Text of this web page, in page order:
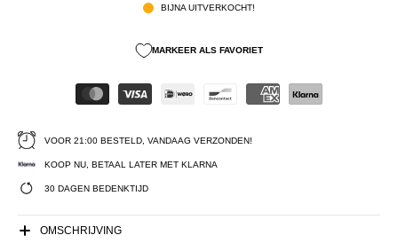
BIJNA UITVERKOCHT!
MARKEER ALS FAVORIET
VOOR 21:00 BESTELD, VANDAAG VERZONDEN!
KOOP NU, BETAAL LATER MET KLARNA
30 DAGEN BEDENKTIJD
OMSCHRIJVING